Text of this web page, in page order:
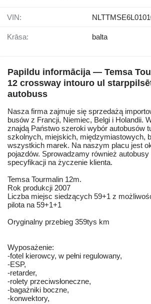
VIN:
Krāsa: balta
Papildu informācija — Temsa
12 crossway intouro ul
autobuss
Nasza firma zajmuje się sprzedażą
busów z Francji, Niemiec, Belgi i Holandii.
znajdą Państwo szeroki wybór autobusów
szkolnych, miejskich, międzymiastowych,
wszystkich marek. Na naszym placu jest
pojazdów. Sprowadzamy również
specyfikacji na życzenie klienta.
Temsa Tourmalin 12m.
Rok produkcji 2007
Liczba miejsc siedzących 59+1 z
pilota na 59+1+1
Oryginalny przebieg 359tys km
Wyposażenie:
-fotel kierowcy, w pełni regulowany,
-ESP,
-retarder,
-rolety przeciwsłoneczne,
-bagażniki boczne,
-konwektory,